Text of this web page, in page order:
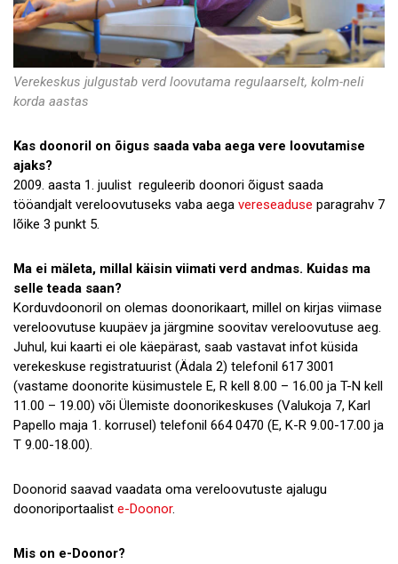
Verekeskus julgustab verd loovutama regulaarselt, kolm-neli
korda aastas
Kas doonoril on õigus saada vaba aega vere loovutamise
ajaks?
2009. aasta 1. juulist reguleerib doonori õigust saada
tööandjalt vereloovutuseks vaba aega vereseaduse paragrahv 7
lõike 3 punkt 5.
Ma ei mäleta, millal käisin viimati verd andmas. Kuidas ma
selle teada saan?
Korduvdoonoril on olemas doonorikaart, millel on kirjas viimase
vereloovutuse kuupäev ja järgmine soovitav vereloovutuse aeg.
Juhul, kui kaarti ei ole käepärast, saab vastavat infot küsida
verekeskuse registratuurist (Ädala 2) telefonil 617 3001
(vastame doonorite küsimustele E, R kell 8.00 – 16.00 ja T-N kell
11.00 – 19.00) või Ülemiste doonorikeskuses (Valukoja 7, Karl
Papello maja 1. korrusel) telefonil 664 0470 (E, K-R 9.00-17.00 ja
T 9.00-18.00).
Doonorid saavad vaadata oma vereloovutuste ajalugu
doonoriportaalist e-Doonor.
Mis on e-Doonor?